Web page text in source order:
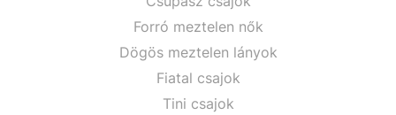
Forró meztelen nők
Dögös meztelen lányok
Fiatal csajok
Tini csajok